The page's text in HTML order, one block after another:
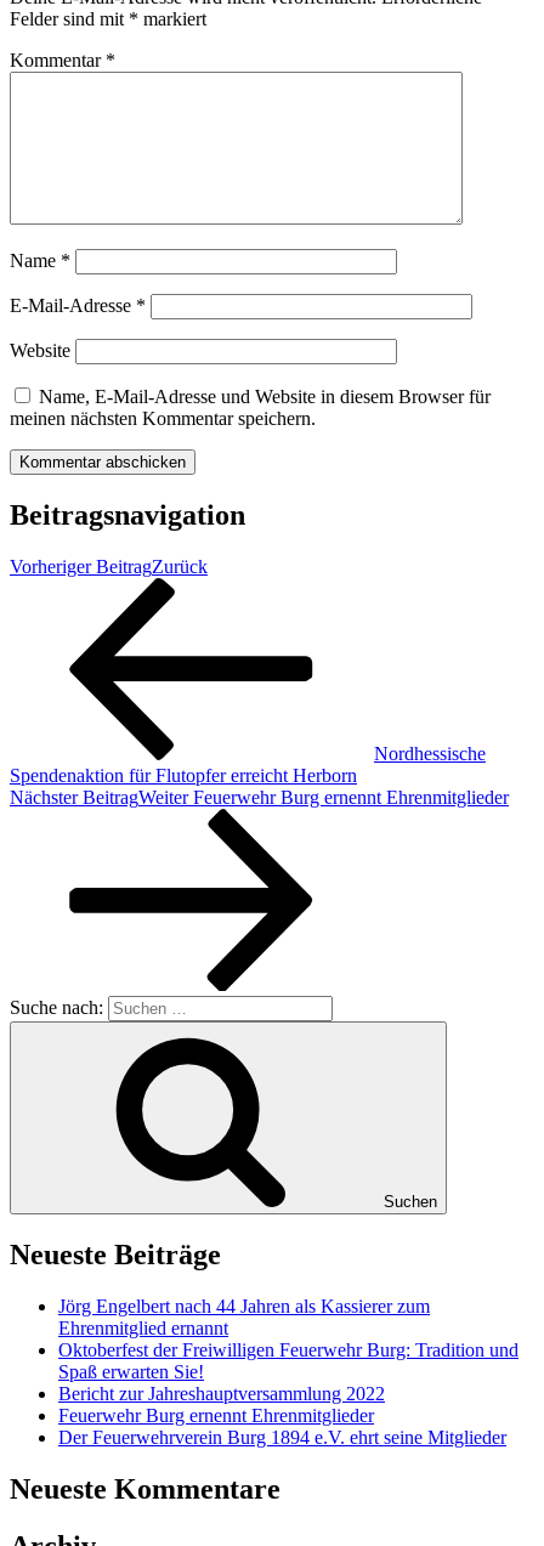
Felder sind mit * markiert
Kommentar *
Name *
E-Mail-Adresse *
Website
Name, E-Mail-Adresse und Website in diesem Browser für
meinen nächsten Kommentar speichern.
Beitragsnavigation
Vorheriger BeitragZurück
Nordhessische
Spendenaktion für Flutopfer erreicht Herborn
Nächster BeitragWeiter Feuerwehr Burg ernennt Ehrenmitglieder
Suche nach:
Suchen
Neueste Beiträge
Jörg Engelbert nach 44 Jahren als Kassierer zum
Ehrenmitglied ernannt
Oktoberfest der Freiwilligen Feuerwehr Burg: Tradition und
Spaß erwarten Sie!
Bericht zur Jahreshauptversammlung 2022
Feuerwehr Burg ernennt Ehrenmitglieder
Der Feuerwehrverein Burg 1894 e.V. ehrt seine Mitglieder
Neueste Kommentare